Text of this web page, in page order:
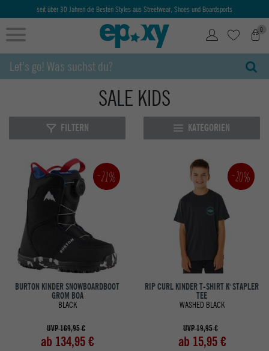
0
SALE KIDS
FILTERN KATEGORIEN
-21%
BURTON KINDER SNOWBOARDBOOT
GROM BOA
BLACK
UVP 169,95 €
ab 134,95 €
-20%
RIP CURL KINDER T-SHIRT K' STAPLER
TEE
WASHED BLACK
UVP 19,95 €
ab 15,95 €